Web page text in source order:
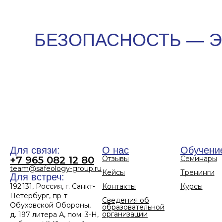
БЕЗОПАСНОСТЬ —
Для связи:
+7 965 082 12 80
team@safeology-group.ru
Для встреч:
192 131, Россия, г. Санкт-
Петербург, пр-т
Обуховской Обороны,
д. 197 литера А, пом. 3-Н,
О нас
Отзывы
Кейсы
Контакты
Сведения об
образовательной
организации
Семинары
Тренинги
Курсы